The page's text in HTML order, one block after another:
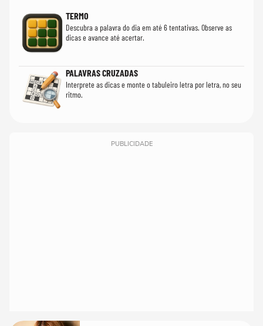
TERMO
Descubra a palavra do dia em até 6 tentativas. Observe as
dicas e avance até acertar.
PALAVRAS CRUZADAS
Interprete as dicas e monte o tabuleiro letra por letra, no seu
ritmo.
PUBLICIDADE